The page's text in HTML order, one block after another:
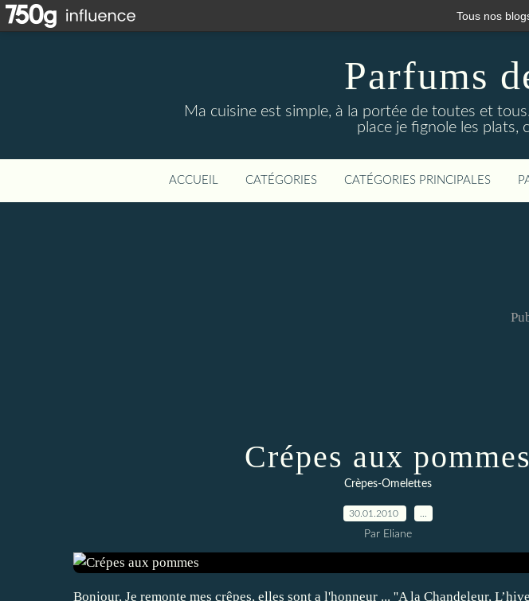
Tous nos
Parfums
Ma cuisine est simple, à la portée de toutes et
place je fignole les plats,
ACCUEIL CATÉGORIES CATÉGORIES PRINCIPALES
Crépes aux pommes
Crèpes-Omelettes
30.01.2010
Par Eliane
Bonjour, Je remonte mes crêpes, elles sont a l'honneur ... ''A la Chandeleur,